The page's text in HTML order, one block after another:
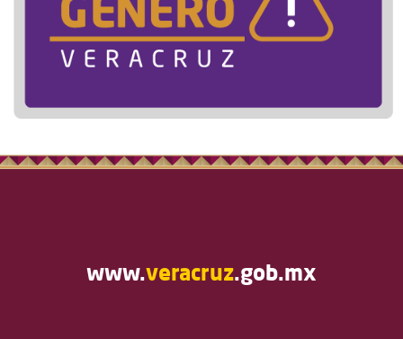
www.veracruz.gob.mx